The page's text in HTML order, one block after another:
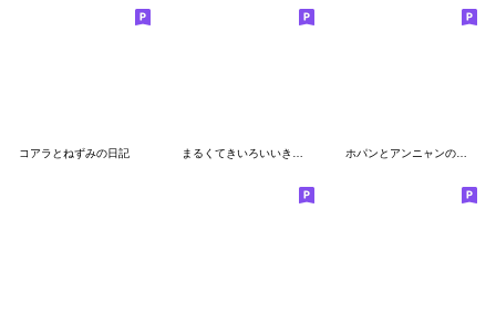
コアラとねずみの日記 ホパンとアンニャンの冬物語